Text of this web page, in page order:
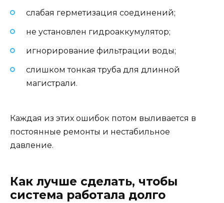
слабая герметизация соединений;
не установлен гидроаккумулятор;
игнорирование фильтрации воды;
слишком тонкая труба для длинной
магистрали.
Каждая из этих ошибок потом выливается в
постоянные ремонты и нестабильное
давление.
Как лучше сделать, чтобы
система работала долго